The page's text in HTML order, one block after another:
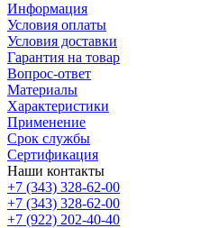
Информация
Условия оплаты
Условия доставки
Гарантия на товар
Вопрос-ответ
Материалы
Характеристики
Применение
Срок службы
Сертификация
Наши контакты
+7 (343) 328-62-00
+7 (343) 328-62-00
+7 (922) 202-40-40